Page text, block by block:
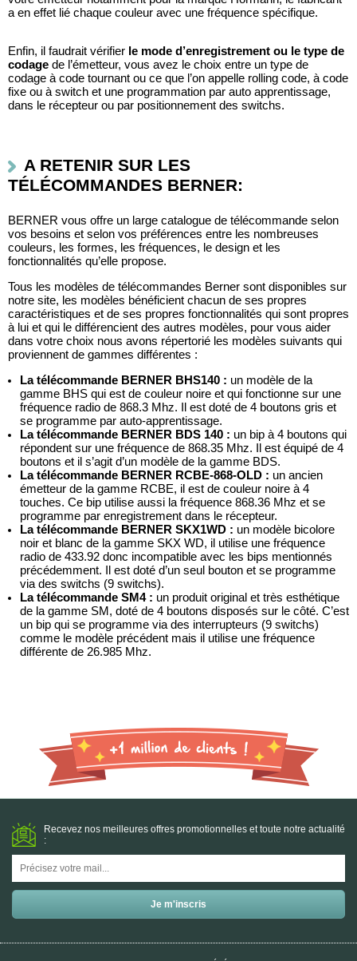
a en effet lié chaque couleur avec une fréquence spécifique.
Enfin, il faudrait vérifier le mode d’enregistrement ou le type de
codage de l’émetteur, vous avez le choix entre un type de
codage à code tournant ou ce que l’on appelle rolling code, à code
fixe ou à switch et une programmation par auto apprentissage,
dans le récepteur ou par positionnement des switchs.
A RETENIR SUR LES
TÉLÉCOMMANDES BERNER:
BERNER vous offre un large catalogue de télécommande selon
vos besoins et selon vos préférences entre les nombreuses
couleurs, les formes, les fréquences, le design et les
fonctionnalités qu’elle propose.
Tous les modèles de télécommandes Berner sont disponibles sur
notre site, les modèles bénéficient chacun de ses propres
caractéristiques et de ses propres fonctionnalités qui sont propres
à lui et qui le différencient des autres modèles, pour vous aider
dans votre choix nous avons répertorié les modèles suivants qui
proviennent de gammes différentes :
La télécommande BERNER BHS140 : un modèle de la
gamme BHS qui est de couleur noire et qui fonctionne sur une
fréquence radio de 868.3 Mhz. Il est doté de 4 boutons gris et
se programme par auto-apprentissage.
La télécommande BERNER BDS 140 : un bip à 4 boutons qui
répondent sur une fréquence de 868.35 Mhz. Il est équipé de 4
boutons et il s’agit d’un modèle de la gamme BDS.
La télécommande BERNER RCBE-868-OLD : un ancien
émetteur de la gamme RCBE, il est de couleur noire à 4
touches. Ce bip utilise aussi la fréquence 868.36 Mhz et se
programme par enregistrement dans le récepteur.
La télécommande BERNER SKX1WD : un modèle bicolore
noir et blanc de la gamme SKX WD, il utilise une fréquence
radio de 433.92 donc incompatible avec les bips mentionnés
précédemment. Il est doté d’un seul bouton et se programme
via des switchs (9 switchs).
La télécommande SM4 : un produit original et très esthétique
de la gamme SM, doté de 4 boutons disposés sur le côté. C’est
un bip qui se programme via des interrupteurs (9 switchs)
comme le modèle précédent mais il utilise une fréquence
différente de 26.985 Mhz.
Recevez nos meilleures offres promotionnelles et toute notre actualité
: